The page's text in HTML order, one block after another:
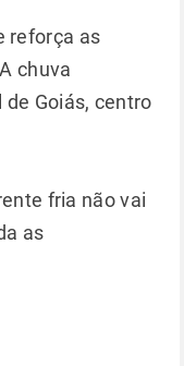
reforça as
chuva
Goiás, centro
fria não vai
as